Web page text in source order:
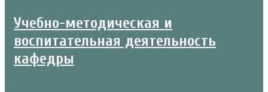
Учебно-методическая и
воспитательная деятельность
кафедры